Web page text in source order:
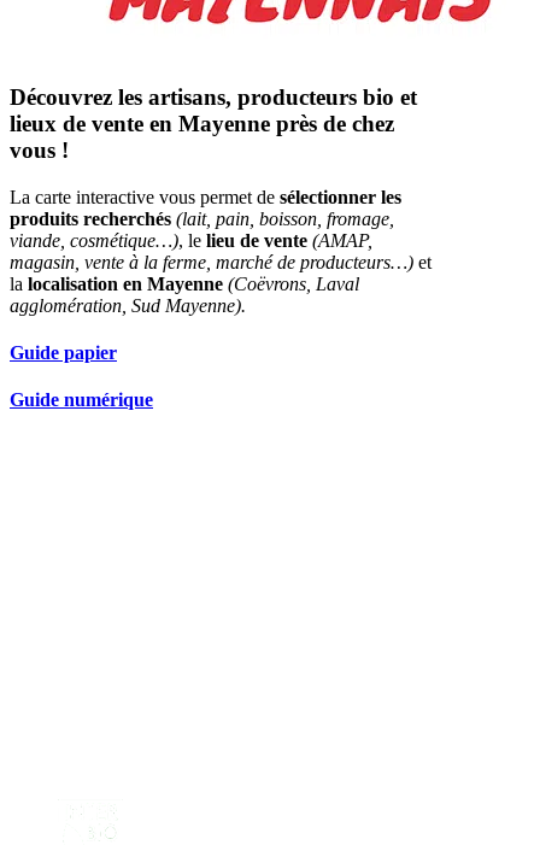
Découvrez les artisans, producteurs bio et
lieux de vente en Mayenne près de chez
vous !
La carte interactive vous permet de sélectionner les
produits recherchés (lait, pain, boisson, fromage,
viande, cosmétique…), le lieu de vente (AMAP,
magasin, vente à la ferme, marché de producteurs…) et
la localisation en Mayenne (Coëvrons, Laval
agglomération, Sud Mayenne).
Guide papier
Guide numérique